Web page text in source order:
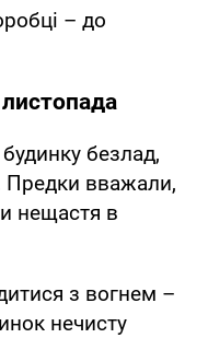
– до
безлад,
Предки вважали,
нещастя в
з вогнем –
нечисту